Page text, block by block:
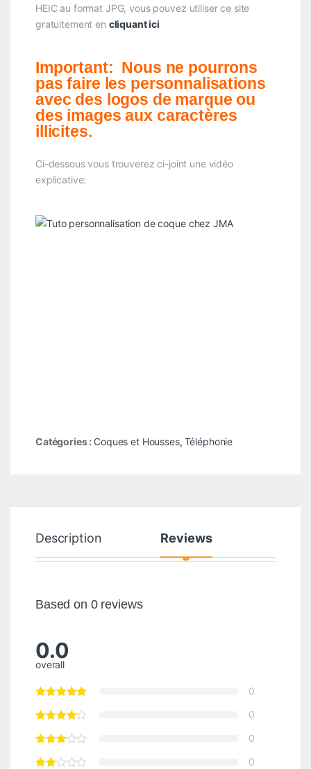
HEIC au format JPG, vous pouvez utiliser ce site
gratuitement en cliquant ici
Important: Nous ne pourrons
pas faire les personnalisations
avec des logos de marque ou
des images aux caractères
illicites.
Ci-dessous vous trouverez ci-joint une vidéo
explicative:
Catégories : Coques et Housses, Téléphonie
Description Reviews
Based on 0 reviews
0.0
overall
0
0
0
0